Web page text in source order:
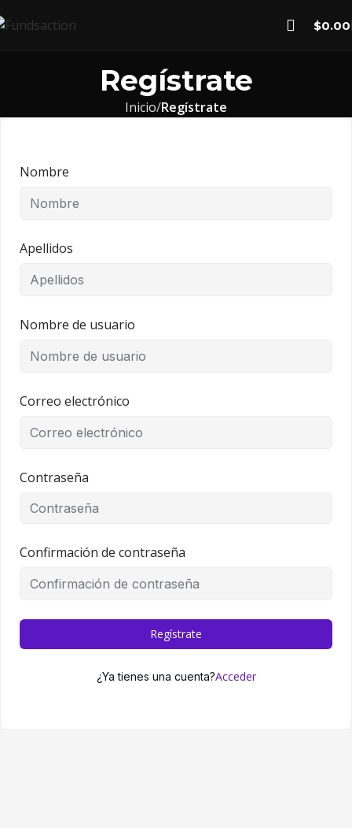
$0.00
Regístrate
Inicio Regístrate
Nombre
Apellidos
Nombre de usuario
Correo electrónico
Contraseña
Confirmación de contraseña
Regístrate
¿Ya tienes una cuenta?Acceder